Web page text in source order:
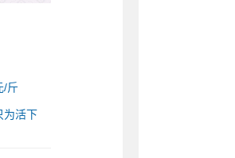
/斤
为活下